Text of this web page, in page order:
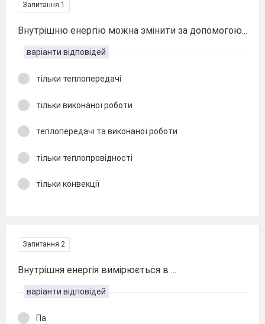
Запитання 1
Внутрішню енергію можна змінити за допомогою...
варіанти відповідей
тільки теплопередачі
тільки виконаної роботи
теплопередачі та виконаної роботи
тільки теплопровідності
тільки конвекції
Запитання 2
Внутрішня енергія вимірюється в ...
варіанти відповідей
Па